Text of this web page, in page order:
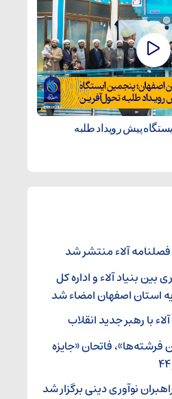
پیش رویداد طلبه
آلاء منتشر شد
بنیاد آلاء و اداره کل
استان اصفهان امضاء شد
با رهبر جدید انقلاب
فرشته‌ها»، فاتحان «جایزه
نوآوری دینی برگزار شد